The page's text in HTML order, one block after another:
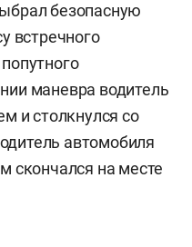
безопасную
встречного
маневра водитель
и столкнулся со
автомобиля
скончался на месте